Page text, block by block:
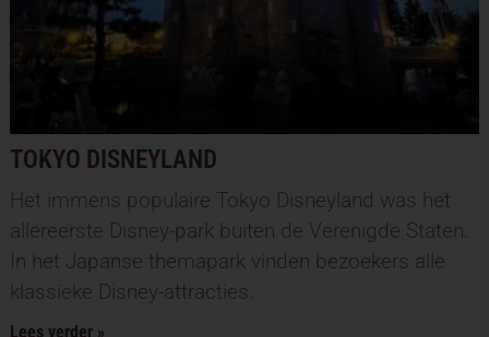
TOKYO DISNEYLAND
Het immens populaire Tokyo Disneyland was het
allereerste Disney-park buiten de Verenigde Staten.
In het Japanse themapark vinden bezoekers alle
klassieke Disney-attracties.
Lees verder »